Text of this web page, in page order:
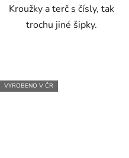
Kroužky a terč s čísly, tak
trochu jiné šipky.
VYROBENO V ČR